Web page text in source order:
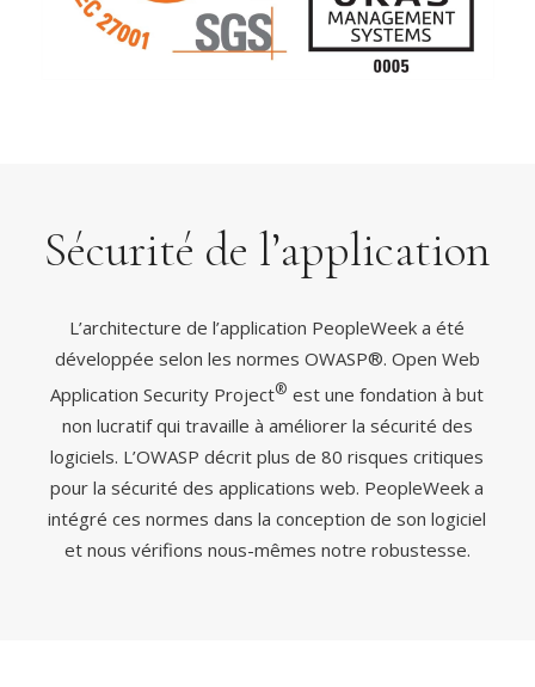
Sécurité de l’application
L’architecture de l’application PeopleWeek a été
développée selon les normes OWASP®. Open Web
Application Security Project® est une fondation à but
non lucratif qui travaille à améliorer la sécurité des
logiciels. L’OWASP décrit plus de 80 risques critiques
pour la sécurité des applications web. PeopleWeek a
intégré ces normes dans la conception de son logiciel
et nous vérifions nous-mêmes notre robustesse.